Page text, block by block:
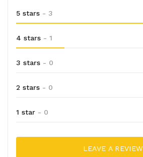
5 stars - 3
4 stars - 1
3 stars - 0
2 stars - 0
1 star - 0
LEAVE A REVIEW